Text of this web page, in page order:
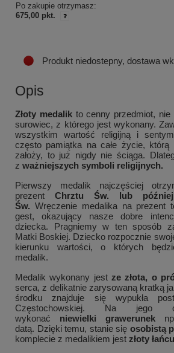
Po zakupie otrzymasz:
675,00 pkt.
Produkt niedostepny, dostawa
Opis
Złoty medalik to cenny przedmiot,
surowiec, z którego jest wykonany.
wszystkim wartość religijną i
często pamiątka na całe życie,
założy, to już nigdy nie ściąga.
z ważniejszych symboli religijnych.
Pierwszy medalik najczęściej
prezent
Chrztu Św. lub
Św. Wręczenie medalika na prezent
gest, okazujący nasze dobre
dziecka. Pragniemy w ten sposób
Matki Boskiej. Dziecko rozpocznie
kierunku wartości, o których
medalik.
Medalik wykonany jest ze złota, o
serca, z delikatnie zarysowaną kratką
środku znajduje się wypukła
Częstochowskiej. Na jego
wykonać
niewielki grawerunek
datą. Dzięki temu, stanie się osobistą
komplecie z medalikiem jest złoty